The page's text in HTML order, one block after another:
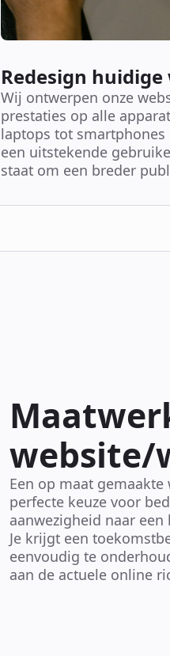
Redesign huidige
Wij ontwerpen onze
prestaties op alle
laptops tot
een uitstekende
staat om een breder
website/
Een op maat
perfecte keuze voor
aanwezigheid naar
Je krijgt een
eenvoudig te
aan de actuele online